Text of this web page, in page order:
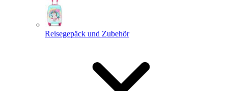
Reisegepäck und Zubehör